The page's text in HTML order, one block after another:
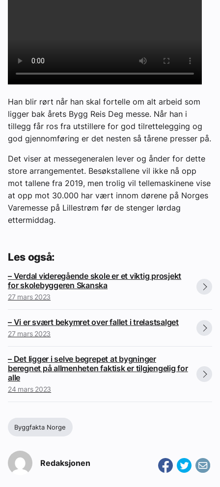
Han blir rørt når han skal fortelle om alt arbeid som
ligger bak årets Bygg Reis Deg messe. Når han i
tillegg får ros fra utstillere for god tilrettelegging og
god gjennomføring er det nesten så tårene presser på.
Det viser at messegeneralen lever og ånder for dette
store arrangementet. Besøkstallene vil ikke nå opp
mot tallene fra 2019, men trolig vil tellemaskinene vise
at opp mot 30.000 har vært innom dørene på Norges
Varemesse på Lillestrøm før de stenger lørdag
ettermiddag.
Les også:
– Verdal videregående skole er et viktig prosjekt
for skolebyggeren Skanska
27 mars 2023
– Vi er svært bekymret over fallet i trelastsalget
27 mars 2023
– Det ligger i selve begrepet at bygninger
beregnet på allmenheten faktisk er tilgjengelig for
alle
24 mars 2023
Byggfakta Norge
Redaksjonen